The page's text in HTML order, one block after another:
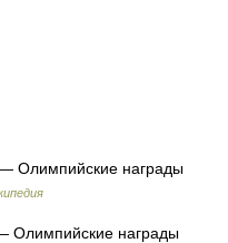
Олимпийские награды
Олимпийские награды